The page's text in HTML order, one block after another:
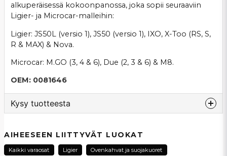
alkuperäisessä kokoonpanossa, joka sopii seuraaviin
Ligier- ja Microcar-malleihin:
Ligier: JS50L (versio 1), JS50 (versio 1), IXO, X-Too (RS, S,
R & MAX) & Nova.
Microcar: M.GO (3, 4 & 6), Due (2, 3 & 6) & M8.
OEM: 0081646
Kysy tuotteesta
Kysy meiltä tästä tuotteesta...
AIHEESEEN LIITTYVÄT LUOKAT
Kaikki varaosat Ligier Ovenkahvat ja suojakuoret